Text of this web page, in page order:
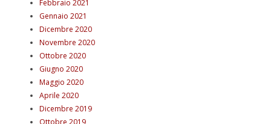
Febbraio 2021
Gennaio 2021
Dicembre 2020
Novembre 2020
Ottobre 2020
Giugno 2020
Maggio 2020
Aprile 2020
Dicembre 2019